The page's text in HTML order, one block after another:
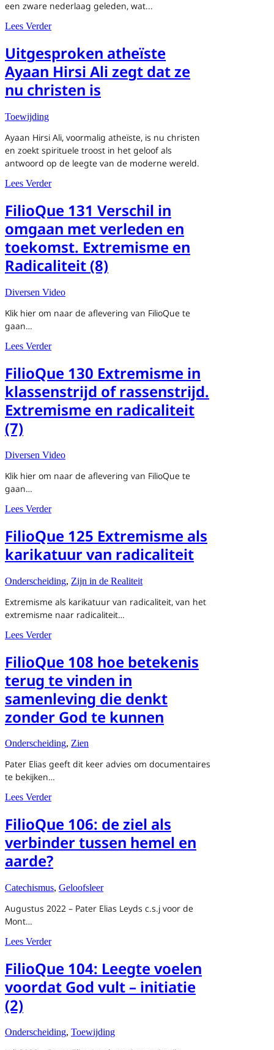
een zware nederlaag geleden, wat...
Lees Verderabout Verkiezingsuitslag 2023: tegen de gevestigde orde
Uitgesproken atheïste
Ayaan Hirsi Ali zegt dat ze
nu christen is
Toewijding
Ayaan Hirsi Ali, voormalig atheïste, is nu christen
en zoekt spirituele troost in het geloof als
antwoord op de leegte van de moderne wereld.
Lees Verderabout Uitgesproken atheïste Ayaan Hirsi Ali zegt dat ze
FilioQue 131 Verschil in
omgaan met verleden en
toekomst. Extremisme en
Radicaliteit (8)
Diversen Video
Klik hier om naar de aflevering van FilioQue te
gaan…
Lees Verderabout FilioQue 131 Verschil in omgaan met verleden en
FilioQue 130 Extremisme in
klassenstrijd of rassenstrijd.
Extremisme en radicaliteit
(7)
Diversen Video
Klik hier om naar de aflevering van FilioQue te
gaan…
Lees Verderabout FilioQue 130 Extremisme in klassenstrijd of
FilioQue 125 Extremisme als
karikatuur van radicaliteit
Onderscheiding, Zijn in de Realiteit
Extremisme als karikatuur van radicaliteit, van het
extremisme naar radicaliteit…
Lees Verderabout FilioQue 125 Extremisme als karikatuur van
FilioQue 108 hoe betekenis
terug te vinden in
samenleving die denkt
zonder God te kunnen
Onderscheiding, Zien
Pater Elias geeft dit keer advies om documentaires
te bekijken…
Lees Verderabout FilioQue 108 hoe betekenis terug te vinden in
FilioQue 106: de ziel als
verbinder tussen hemel en
aarde?
Catechismus, Geloofsleer
Augustus 2022 – Pater Elias Leyds c.s.j voor de
Mont…
Lees Verderabout FilioQue 106: de ziel als verbinder tussen hemel en
FilioQue 104: Leegte voelen
voordat God vult – initiatie
(2)
Onderscheiding, Toewijding